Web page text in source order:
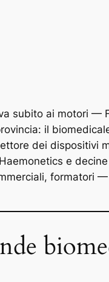
subito ai motori —
il
dei dispositivi
e
formatori